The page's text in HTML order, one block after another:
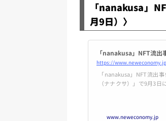
「nanakusa」
月9日）〉
「nanakusa」NFT流出
https://
「nanakusa」NFT流出
（ナナクサ）」で9月3
www.neweconomy.jp